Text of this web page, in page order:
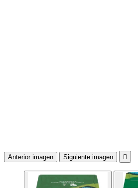
Anterior imagen Siguiente imagen 